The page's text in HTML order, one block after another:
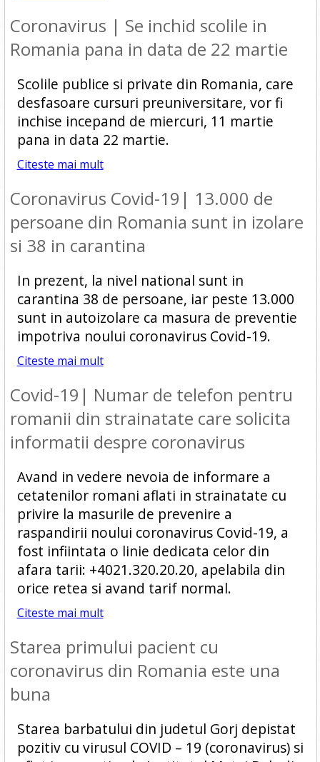
Coronavirus | Se inchid scolile in
Romania pana in data de 22 martie
Scolile publice si private din Romania, care
desfasoare cursuri preuniversitare, vor fi
inchise incepand de miercuri, 11 martie
pana in data 22 martie.
Citeste mai mult
Coronavirus Covid-19| 13.000 de
persoane din Romania sunt in izolare
si 38 in carantina
In prezent, la nivel national sunt in
carantina 38 de persoane, iar peste 13.000
sunt in autoizolare ca masura de preventie
impotriva noului coronavirus Covid-19.
Citeste mai mult
Covid-19| Numar de telefon pentru
romanii din strainatate care solicita
informatii despre coronavirus
Avand in vedere nevoia de informare a
cetatenilor romani aflati in strainatate cu
privire la masurile de prevenire a
raspandirii noului coronavirus Covid-19, a
fost infiintata o linie dedicata celor din
afara tarii: +4021.320.20.20, apelabila din
orice retea si avand tarif normal.
Citeste mai mult
Starea primului pacient cu
coronavirus din Romania este una
buna
Starea barbatului din judetul Gorj depistat
pozitiv cu virusul COVID – 19 (coronavirus) si